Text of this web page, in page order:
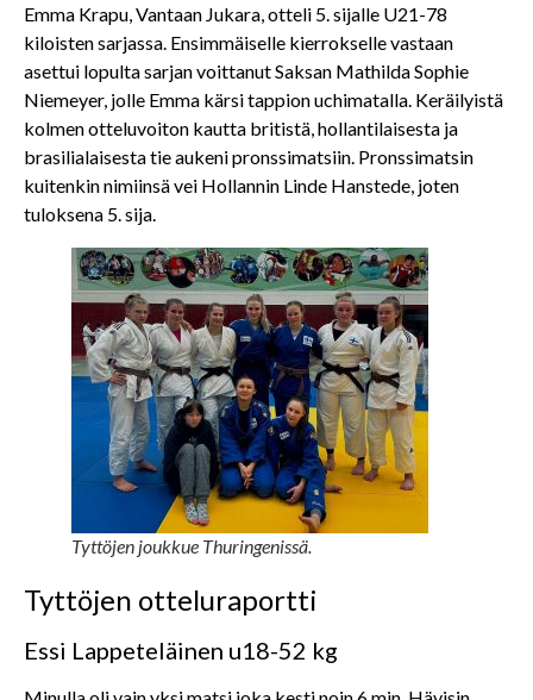
Emma Krapu, Vantaan Jukara, otteli 5. sijalle U21-78
kiloisten sarjassa. Ensimmäiselle kierrokselle vastaan
asettui lopulta sarjan voittanut Saksan Mathilda Sophie
Niemeyer, jolle Emma kärsi tappion uchimatalla. Keräilyistä
kolmen otteluvoiton kautta britistä, hollantilaisesta ja
brasilialaisesta tie aukeni pronssimatsiin. Pronssimatsin
kuitenkin nimiinsä vei Hollannin Linde Hanstede, joten
tuloksena 5. sija.
Tyttöjen joukkue Thuringenissä.
Tyttöjen otteluraportti
Essi Lappeteläinen u18-52 kg